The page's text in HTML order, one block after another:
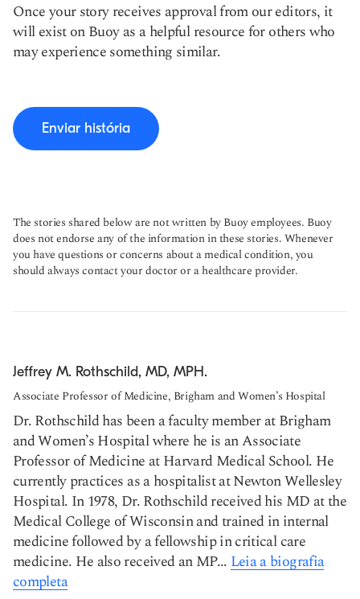
Once your story receives approval from our editors, it
will exist on Buoy as a helpful resource for others who
may experience something similar.
Enviar história
The stories shared below are not written by Buoy employees. Buoy
does not endorse any of the information in these stories. Whenever
you have questions or concerns about a medical condition, you
should always contact your doctor or a healthcare provider.
Jeffrey M. Rothschild, MD, MPH.
Associate Professor of Medicine, Brigham and Women’s Hospital
Dr. Rothschild has been a faculty member at Brigham
and Women’s Hospital where he is an Associate
Professor of Medicine at Harvard Medical School. He
currently practices as a hospitalist at Newton Wellesley
Hospital. In 1978, Dr. Rothschild received his MD at the
Medical College of Wisconsin and trained in internal
medicine followed by a fellowship in critical care
medicine. He also received an MP... Leia a biografia
completa